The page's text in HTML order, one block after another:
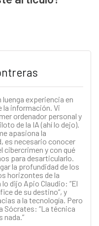
experiencia en
la información. Vi
ordenador personal y
de la IA (ahí lo dejo).
apasiona la
es necesario conocer
cibercrimen y con qué
para desarticularlo.
la profundidad de los
horizontes de la
dijo Apio Claudio: “El
de su destino”, y
a la tecnología. Pero
Sócrates: “La técnica
nada.”